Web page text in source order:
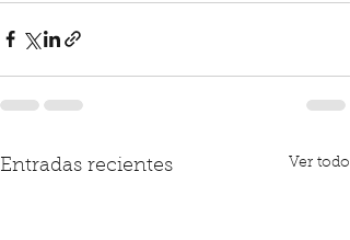
Entradas recientes Ver todo